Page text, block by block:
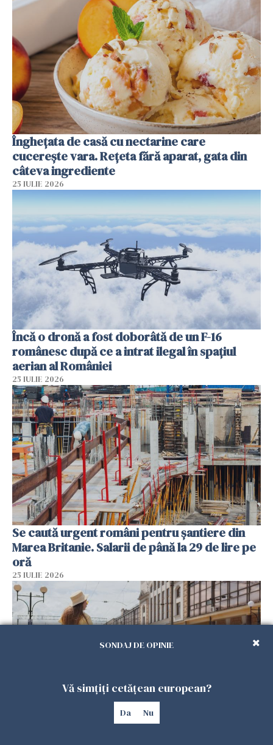
Înghețata de casă cu nectarine care
cucerește vara. Rețeta fără aparat, gata din
câteva ingrediente
25 IULIE 2026
Încă o dronă a fost doborâtă de un F-16
românesc după ce a intrat ilegal în spațiul
aerian al României
25 IULIE 2026
Se caută urgent români pentru șantiere din
Marea Britanie. Salarii de până la 29 de lire pe
oră
25 IULIE 2026
Haos pe calea ferată în Italia! Timp de
SONDAJ DE OPINIE
Vă simțiți cetățean european?
Da Nu